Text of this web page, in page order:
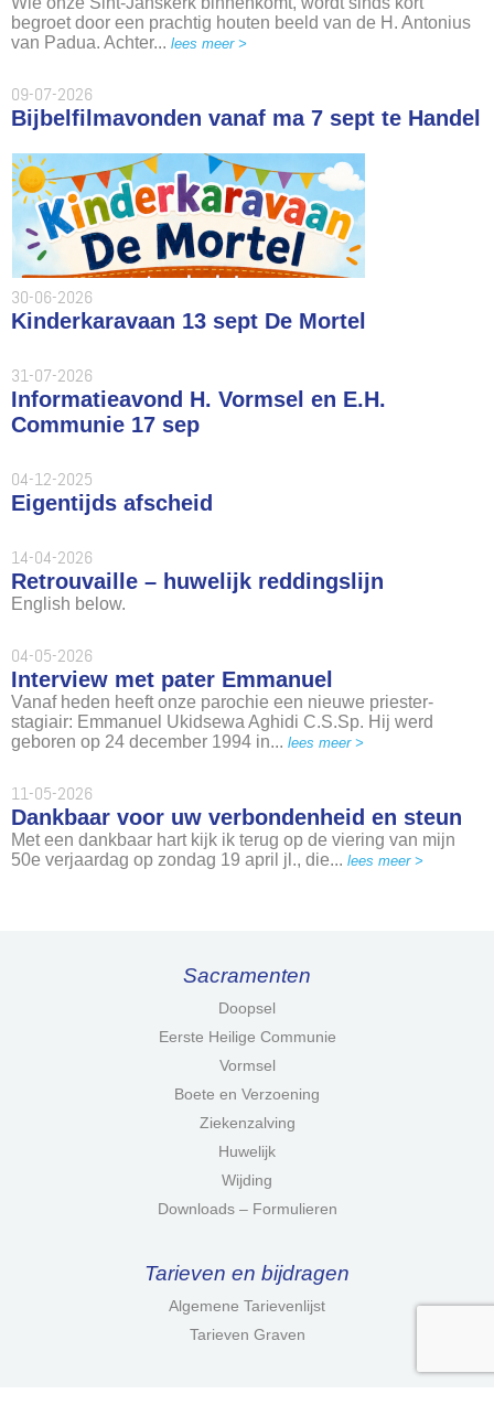
begroet door een prachtig houten beeld van de H. Antonius
van Padua. Achter... lees meer >
09-07-2026
Bijbelfilmavonden vanaf ma 7 sept te Handel
30-06-2026
Kinderkaravaan 13 sept De Mortel
31-07-2026
Informatieavond H. Vormsel en E.H.
Communie 17 sep
04-12-2025
Eigentijds afscheid
14-04-2026
Retrouvaille – huwelijk reddingslijn
English below.
04-05-2026
Interview met pater Emmanuel
Vanaf heden heeft onze parochie een nieuwe priester-
stagiair: Emmanuel Ukidsewa Aghidi C.S.Sp. Hij werd
geboren op 24 december 1994 in... lees meer >
11-05-2026
Dankbaar voor uw verbondenheid en steun
Met een dankbaar hart kijk ik terug op de viering van mijn
50e verjaardag op zondag 19 april jl., die... lees meer >
Sacramenten
Doopsel
Eerste Heilige Communie
Vormsel
Boete en Verzoening
Ziekenzalving
Huwelijk
Wijding
Downloads – Formulieren
Tarieven en bijdragen
Algemene Tarievenlijst
Tarieven Graven